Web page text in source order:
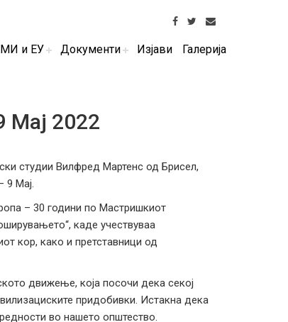
и ЕУ Документи Изјави Галерија
Мај 2022
студии Вилфред Мартенс од Брисел,
9 Мај.
– 30 години по Мастришкиот
каде учествуваа
кор, како и претставници од
движење, која посочи дека секој
придобивки. Истакна дека
во нашето општество.